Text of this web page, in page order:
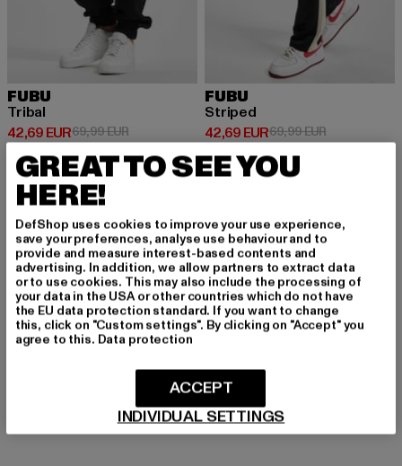
FUBU
Tribal
42,69 EUR
Derzeitiger Preis: 42,69 EUR
69,99 EURAktionspreis: 69,99 EUR
FUBU
Striped
42,69 EUR
Derzeitiger Preis: 42,69 EUR
69,99 EURAktionspreis:
MELDE DICH AN, UM
INSPIRIERT ZU BLEI
BEN!
erhalte künftig Informationen über aktuelle Tre
nds, Angebote und Gutscheine von DefShop p
GREAT TO SEE YOU
HERE!
DefShop uses cookies to improve your use experience,
save your preferences, analyse use behaviour and to
provide and measure interest-based contents and
advertising. In addition, we allow partners to extract data
or to use cookies. This may also include the processing of
your data in the USA or other countries which do not have
the EU data protection standard. If you want to change
this, click on "Custom settings". By clicking on "Accept" you
agree to this. Data protection
INDIVIDUAL SETTINGS
ACCEPT